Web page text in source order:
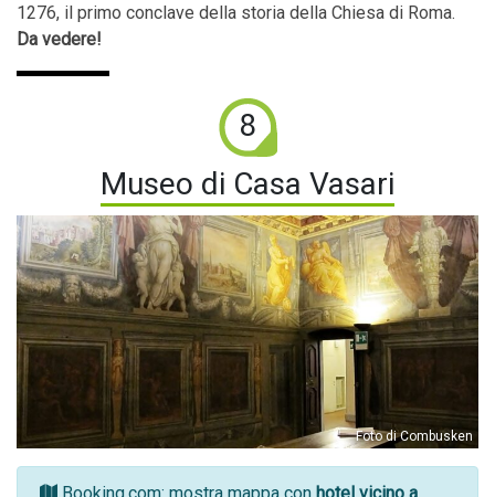
1276, il primo conclave della storia della Chiesa di Roma.
Da vedere!
8
Museo di Casa Vasari
Foto di Combusken